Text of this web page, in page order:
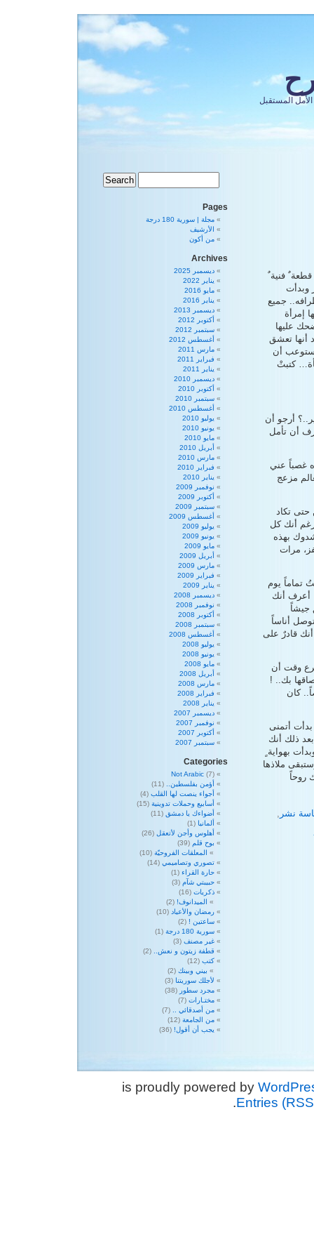
المستقبل
قطعة ٌ فنية
وبدأت
جميع
إمرأة
عليها
أنها تعشق
أن
كتبتْ
أرجو أن
أن تأمل
غصباً عني
مزعج
حتى تكاد
أنك كل
بهذه
مرات
تماماً يوم
أعرف أنك
جيشاً
أناساً
قادرٌ على
وقت أن
بك.. !
كان
أتمنى
ذلك أنك
بهواية
ملاذها
روحاً
نشر ,
Pages
مجلة | سورية 180 درجة
الأرشيف
من أكون
Archives
ديسمبر 2025
يناير 2022
مايو 2016
يناير 2016
ديسمبر 2013
أكتوبر 2012
سبتمبر 2012
أغسطس 2012
مارس 2011
فبراير 2011
يناير 2011
ديسمبر 2010
أكتوبر 2010
سبتمبر 2010
أغسطس 2010
يوليو 2010
يونيو 2010
مايو 2010
أبريل 2010
مارس 2010
فبراير 2010
يناير 2010
نوفمبر 2009
أكتوبر 2009
سبتمبر 2009
أغسطس 2009
يوليو 2009
يونيو 2009
مايو 2009
أبريل 2009
مارس 2009
فبراير 2009
يناير 2009
ديسمبر 2008
نوفمبر 2008
أكتوبر 2008
سبتمبر 2008
أغسطس 2008
يوليو 2008
يونيو 2008
مايو 2008
أبريل 2008
مارس 2008
فبراير 2008
يناير 2008
ديسمبر 2007
نوفمبر 2007
أكتوبر 2007
سبتمبر 2007
Categories
Not Arabic (7)
أؤمن بفلسطين..
(11)
أجواء ينصت لها القلب (4)
أسابيع وحملات تدوينية (15)
أضواءك يا دمشق (11)
ألمانيا (1)
أهلوس وأجن لأتعقل (26)
بوح قلم (39)
المعلقات الفروحيّة (10)
تصوري وتصاميمي (14)
حارة القراء (1)
حبيبتي شآم (3)
ذكريات (16)
الميدانوف! (2)
رمضان والأعياد (10)
ساعتين ! (2)
سورية 180 درجة
(1)
غير مصنف (3)
قطفة زيتون و نعش..
(2)
كتب (12)
بيني وبينك (2)
لأجلك سوريتنا (3)
مجرد سطور (38)
مختـارات (7)
من أصدقائي ..
(7)
من الجامعة (12)
يجب أن أقول! (36)
Entries
.